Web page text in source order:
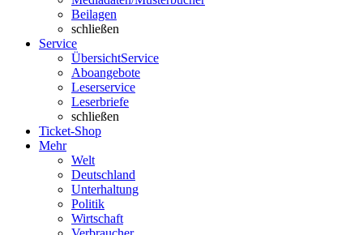
Beilagen
schließen
Service
ÜbersichtService
Aboangebote
Leserservice
Leserbriefe
schließen
Ticket-Shop
Mehr
Welt
Deutschland
Unterhaltung
Politik
Wirtschaft